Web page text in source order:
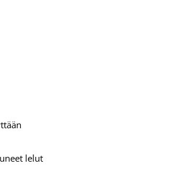
lelut